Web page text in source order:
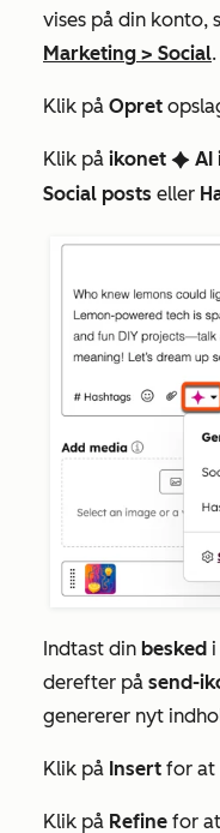
vises på din konto,
Marketing > Social.
Klik på Opret
Klik på ikonet artificialIntelligence AI
Social posts eller
Indtast din besked
derefter på send-
genererer nyt
Klik på Insert for at
Klik på Refine for